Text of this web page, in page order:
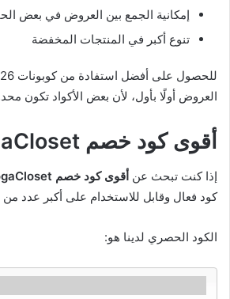
إمكانية الجمع بين العروض في بعض
تنوع أكبر في المنتجات المخفضة
العروض أولًا بأول، لأن بعض الأكواد تكون
أقوى كود خصم VogaCloset
إذا كنت تبحث عن أقوى كود خصم VogaCloset
كود فعال وقابل للاستخدام على أكبر عدد من
الكود الحصري لدينا هو: